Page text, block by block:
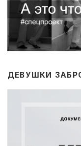
ДЕВУШКИ